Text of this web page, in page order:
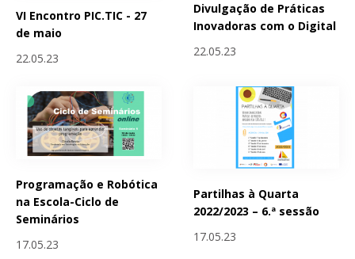
VI Encontro PIC.TIC - 27
de maio
22.05.23
Divulgação de Práticas
Inovadoras com o Digital
22.05.23
Programação e Robótica
na Escola-Ciclo de
Seminários
17.05.23
Partilhas à Quarta
2022/2023 – 6.ª sessão
17.05.23